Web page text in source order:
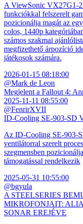
A ViewSonic VX27G1-
funkciókkal felszerelt
pozicionálja magát az
colos, 1440p
számos szakmai
megfizethető árpozíció
játékosok számára.
2026-01-15 08:18:00
@Mark de Leon
Megjelent a Fallout 4:
2025-11-11 08:55:00
@FenrirXVII
ID-Cooling SE-903-SD
Az ID-Cooling SE-903-
ventilátorral szerelt
szegmensben
támogatással rendelkezik
2025-05-31 10:55:00
@bgyula
A STEELSERIES
MIKROFONJAIT:
SONAR EREJÉVE